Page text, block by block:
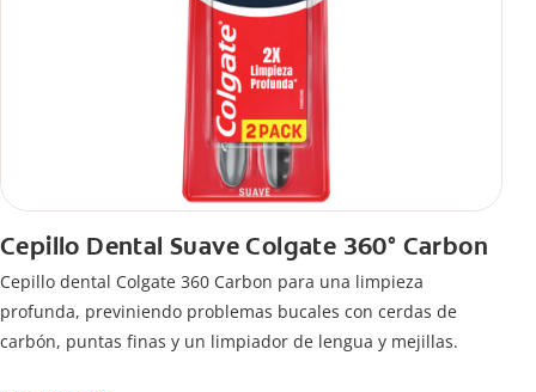
Cepillo Dental Suave Colgate 360° Carbon
Cepillo dental Colgate 360 ​​Carbon para una limpieza
profunda, previniendo problemas bucales con cerdas de
carbón, puntas finas y un limpiador de lengua y mejillas.